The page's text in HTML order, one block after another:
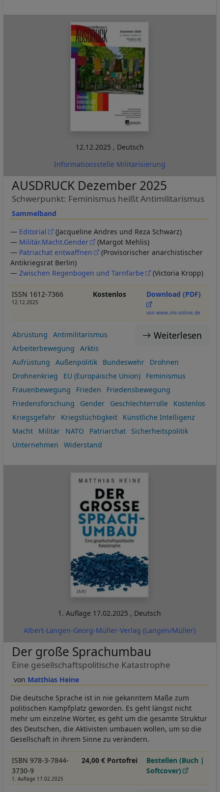
12.12.2025 , Deutsch
Informationsstelle Militarisierung
Sammelband
AUSDRUCK Dezember 2025
Schwerpunkt: Feminismus heißt Antimilitarismus
— Editorial
(Jacqueline Andres und Reza Schwarz)
— Militär.Macht.Gender
(Margot Mehlis)
— Patriachat entwaffnen
(Provisorischer anarchistischer
Antikriegsrat Berlin)
— Zwischen Regenbogen und Tarnfarbe (Victoria Kropp)
ISSN 1612-7366
12.12.2025
Kostenlos Download (PDF)
von www.imi-online.de
Weiterlesen
Abrüstung
Antimilitarismus
Arbeiterbewegung
Arktis
Aufrüstung
Außenpolitik Bundeswehr
Drohnen
Drohnenkrieg
EU (Europäische Union)
Feminismus
Frauenbewegung
Frieden
Friedensbewegung
Friedensforschung
Gender Geschlechterrolle
Kostenlos
Kriegsgefahr
Kriegstüchtigkeit
Künstliche Intelligenz
Macht
Militär NATO Patriarchat
Sicherheitspolitik
Unternehmen
Widerstand
1. Auflage 17.02.2025 , Deutsch
Albert-Langen-Georg-Müller-Verlag (Langen/Müller)
Matthias Heine
Der große Sprachumbau
Eine gesellschaftspolitische Katastrophe
Die deutsche Sprache ist in nie gekanntem Maße zum
politischen Kampfplatz geworden. Es geht längst nicht
mehr um einzelne Wörter, es geht um die gesamte Struktur
des Deutschen, die Aktivisten umbauen wollen, um so die
Gesellschaft in ihrem Sinne zu verändern.
ISBN 978-3-7844-
3730-9
1. Auflage 17.02.2025
24,00 € Portofrei
Bestellen (Buch |
Softcover)